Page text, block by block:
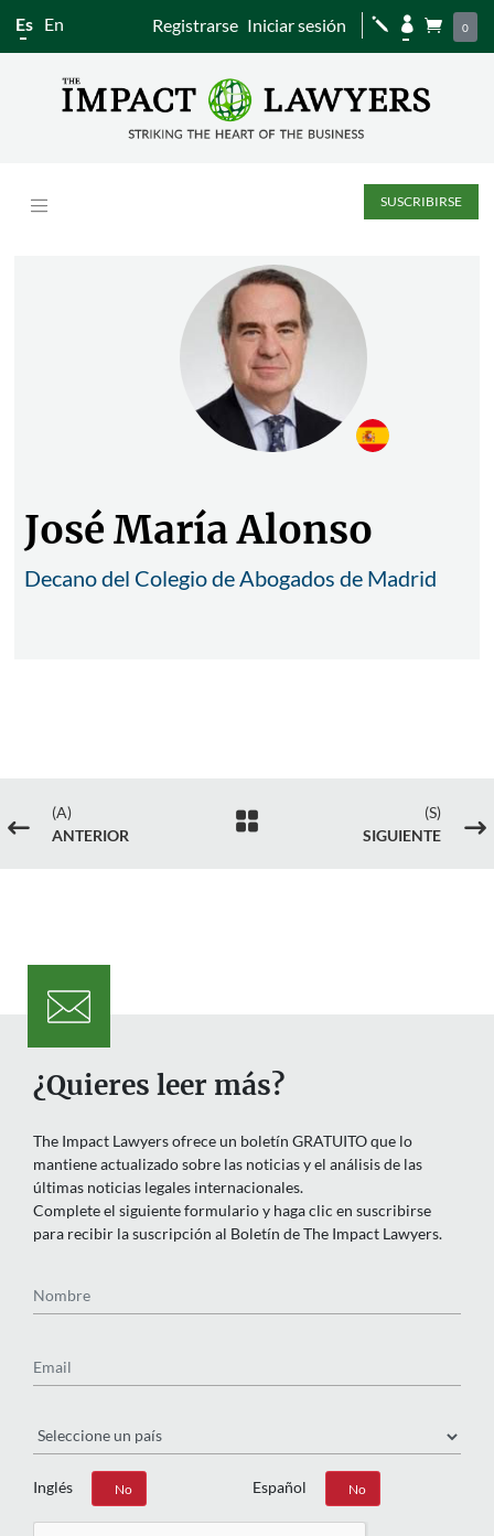
Es En Registrarse Iniciar sesión j   0
SUSCRIBIRSE
José María Alonso
Decano del Colegio de Abogados de Madrid
#
(A)
ANTERIOR

(S)
SIGUIENTE
$
¿Quieres leer más?
The Impact Lawyers ofrece un boletín GRATUITO que lo
mantiene actualizado sobre las noticias y el análisis de las
últimas noticias legales internacionales.
Complete el siguiente formulario y haga clic en suscribirse
para recibir la suscripción al Boletín de The Impact Lawyers.
Inglés
Sí No Español
Sí No